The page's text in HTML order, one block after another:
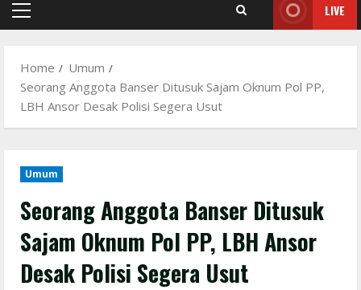
Primary
LIVE
Home
Umum
Seorang Anggota Banser Ditusuk Sajam Oknum Pol PP,
LBH Ansor Desak Polisi Segera Usut
Umum
Seorang Anggota Banser Ditusuk
Sajam Oknum Pol PP, LBH Ansor
Desak Polisi Segera Usut